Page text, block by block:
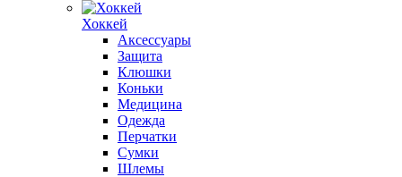
Хоккей
Аксессуары
Защита
Клюшки
Коньки
Медицина
Одежда
Перчатки
Сумки
Шлемы